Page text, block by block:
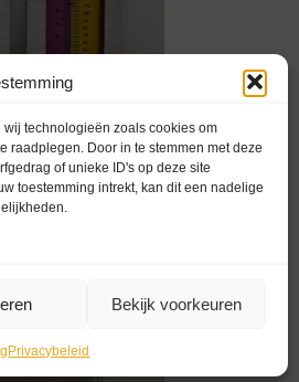
technologieën zoals cookies om
raadplegen. Door in te stemmen met deze
of unieke ID's op deze site
toestemming intrekt, kan dit een nadelige
Bekijk voorkeuren
Privacybeleid
12,99